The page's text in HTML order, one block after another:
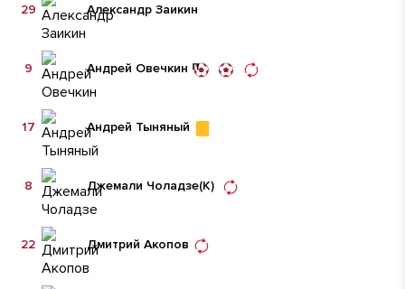
Александр Заикин
29
Андрей Овечкин
9
Андрей Тыняный
17
Джемали Чоладзе(К)
8
Дмитрий Акопов
22